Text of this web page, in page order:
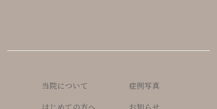
当院について
症例写真
はじめての方へ
お知らせ